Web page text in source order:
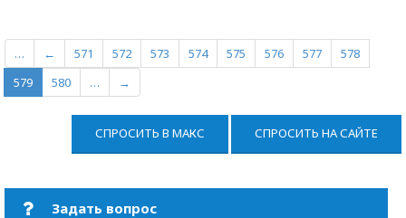
… ← 571 572 573 574 575 576 577
578
579
580 … →
СПРОСИТЬ В МАКС СПРОСИТЬ НА САЙТЕ
Задать вопрос